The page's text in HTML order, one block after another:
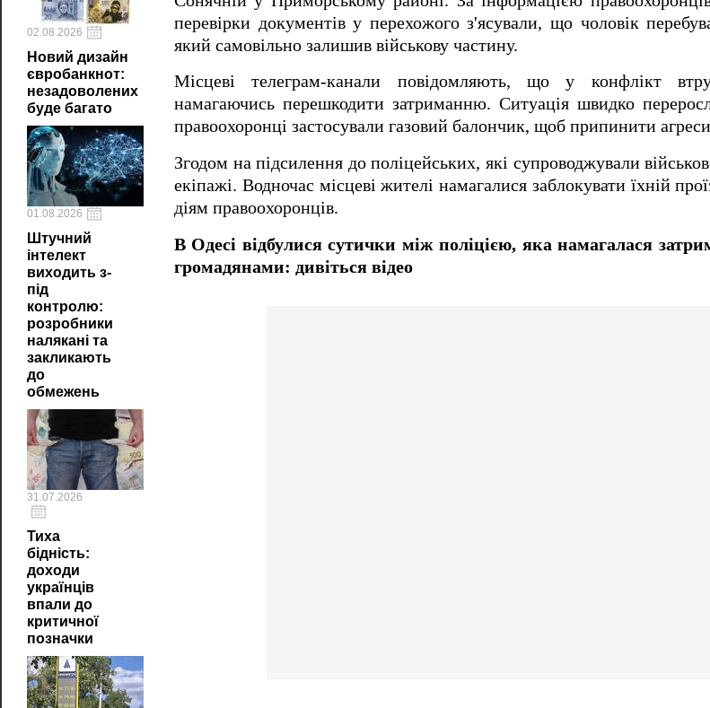
02.08.2026
Новий дизайн
євробанкнот:
незадоволених
буде багато
01.08.2026
Штучний
інтелект
виходить з-
під
контролю:
розробники
налякані та
закликають
до
обмежень
31.07.2026
Тиха
бідність:
доходи
українців
впали до
критичної
позначки
перевірки документів у перехожого з'ясували, що чоловік
який самовільно залишив військову частину.
Місцеві телеграм-канали повідомляють, що у конфлікт
намагаючись перешкодити затриманню. Ситуація швидко
правоохоронці застосували газовий балончик, щоб припинити
Згодом на підсилення до поліцейських, які супроводжували
екіпажі. Водночас місцеві жителі намагалися заблокувати їхній
діям правоохоронців.
В Одесі відбулися сутички між поліцією, яка намагалася
громадянами: дивіться відео